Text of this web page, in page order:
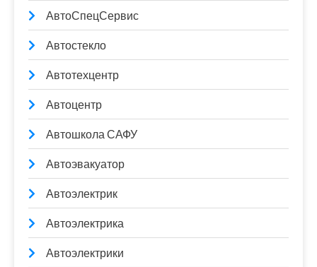
АвтоСпецСервис
Автостекло
Автотехцентр
Автоцентр
Автошкола САФУ
Автоэвакуатор
Автоэлектрик
Автоэлектрика
Автоэлектрики